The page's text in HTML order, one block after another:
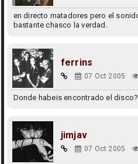
en directo matadores pero el
bastante chasco la verdad.
ferrins
07 Oct 2005
Donde habeis encontrado el disco?
jimjav
07 Oct 2005